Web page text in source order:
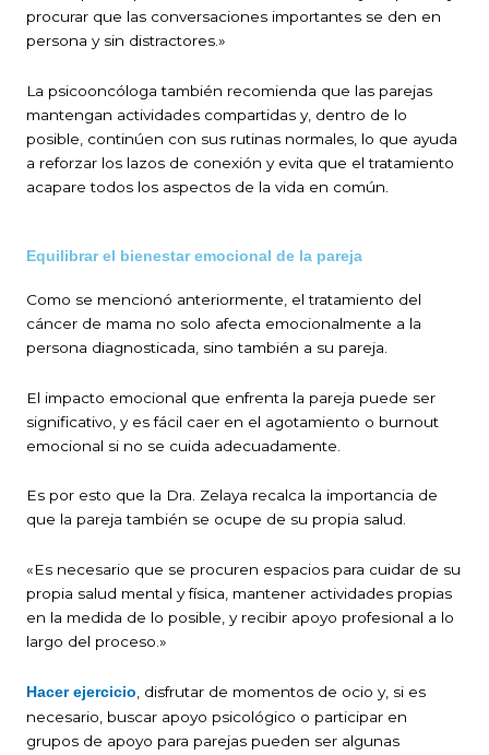
procurar que las conversaciones importantes se den en
persona y sin distractores.»
La psicooncóloga también recomienda que las parejas
mantengan actividades compartidas y, dentro de lo
posible, continúen con sus rutinas normales, lo que ayuda
a reforzar los lazos de conexión y evita que el tratamiento
acapare todos los aspectos de la vida en común.
Equilibrar el bienestar emocional de la pareja
Como se mencionó anteriormente, el tratamiento del
cáncer de mama no solo afecta emocionalmente a la
persona diagnosticada, sino también a su pareja.
El impacto emocional que enfrenta la pareja puede ser
significativo, y es fácil caer en el agotamiento o burnout
emocional si no se cuida adecuadamente.
Es por esto que la Dra. Zelaya recalca la importancia de
que la pareja también se ocupe de su propia salud.
«Es necesario que se procuren espacios para cuidar de su
propia salud mental y física, mantener actividades propias
en la medida de lo posible, y recibir apoyo profesional a lo
largo del proceso.»
Hacer ejercicio, disfrutar de momentos de ocio y, si es
necesario, buscar apoyo psicológico o participar en
grupos de apoyo para parejas pueden ser algunas